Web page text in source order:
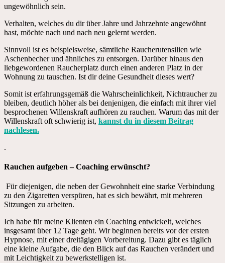
ungewöhnlich sein.
Verhalten, welches du dir über Jahre und Jahrzehnte angewöhnt
hast, möchte nach und nach neu gelernt werden.
Sinnvoll ist es beispielsweise, sämtliche Raucherutensilien wie
Aschenbecher und ähnliches zu entsorgen. Darüber hinaus den
liebgewordenen Raucherplatz durch einen anderen Platz in der
Wohnung zu tauschen. Ist dir deine Gesundheit dieses wert?
Somit ist erfahrungsgemäß die Wahrscheinlichkeit, Nichtraucher zu
bleiben, deutlich höher als bei denjenigen, die einfach mit ihrer viel
besprochenen Willenskraft aufhören zu rauchen. Warum das mit der
Willenskraft oft schwierig ist, kannst du in diesem Beitrag
nachlesen.
.
Rauchen aufgeben – Coaching erwünscht?
Für diejenigen, die neben der Gewohnheit eine starke Verbindung
zu den Zigaretten verspüren, hat es sich bewährt, mit mehreren
Sitzungen zu arbeiten.
Ich habe für meine Klienten ein Coaching entwickelt, welches
insgesamt über 12 Tage geht. Wir beginnen bereits vor der ersten
Hypnose, mit einer dreitägigen Vorbereitung. Dazu gibt es täglich
eine kleine Aufgabe, die den Blick auf das Rauchen verändert und
mit Leichtigkeit zu bewerkstelligen ist.